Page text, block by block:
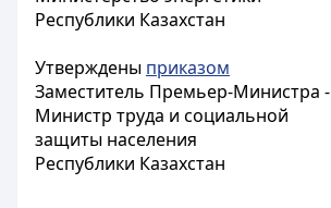
Республики Казахстан
Утверждены приказом
Заместитель Премьер-Министра -
Министр труда и социальной
защиты населения
Республики Казахстан